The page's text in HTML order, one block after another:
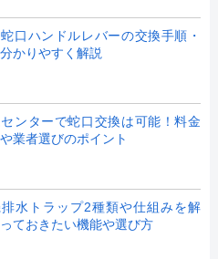
口ハンドルレバーの交換手順・
かりやすく解説
ンターで蛇口交換は可能！料金
業者選びのポイント
水トラップ2種類や仕組みを解
ておきたい機能や選び方